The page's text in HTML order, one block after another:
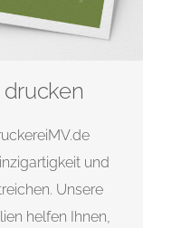
und
Unsere
helfen Ihnen,